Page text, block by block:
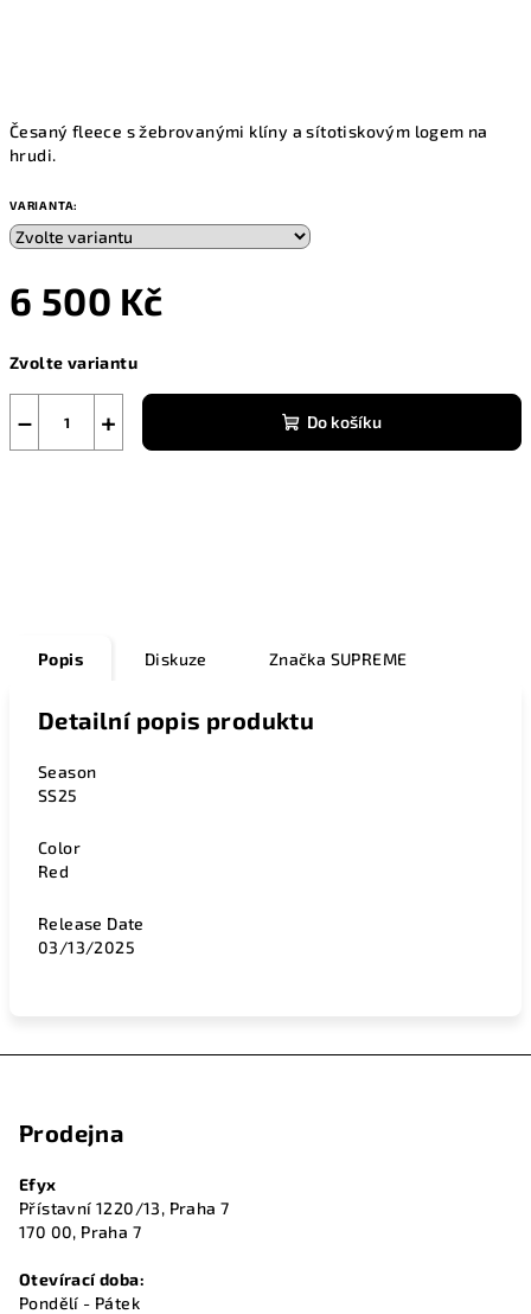
Česaný fleece s žebrovanými klíny a sítotiskovým logem na
hrudi.
VARIANTA:
6 500 Kč
cena:
Zvolte variantu
+
− Do košíku
Popis Diskuze Značka SUPREME
Detailní popis produktu
Season
SS25
Color
Red
Release Date
03/13/2025
Prodejna
Efyx
Přístavní 1220/13, Praha 7
170 00, Praha 7
Otevírací doba:
Pondělí - Pátek